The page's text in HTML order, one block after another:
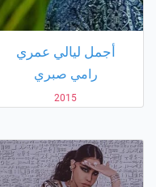
أجمل ليالي عمري
رامي صبري
2015